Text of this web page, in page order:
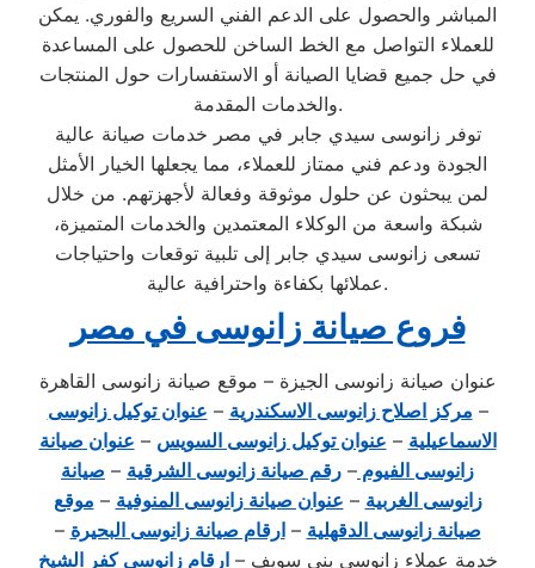
المباشر والحصول على الدعم الفني السريع والفوري. يمكن
للعملاء التواصل مع الخط الساخن للحصول على المساعدة
في حل جميع قضايا الصيانة أو الاستفسارات حول المنتجات
والخدمات المقدمة.
توفر زانوسى سيدي جابر في مصر خدمات صيانة عالية
الجودة ودعم فني ممتاز للعملاء، مما يجعلها الخيار الأمثل
لمن يبحثون عن حلول موثوقة وفعالة لأجهزتهم. من خلال
شبكة واسعة من الوكلاء المعتمدين والخدمات المتميزة،
تسعى زانوسى سيدي جابر إلى تلبية توقعات واحتياجات
عملائها بكفاءة واحترافية عالية.
فروع صيانة زانوسى في مصر
عنوان صيانة زانوسى الجيزة – موقع صيانة زانوسى القاهرة
– مركز اصلاح زانوسى الاسكندرية – عنوان توكيل زانوسى
الاسماعيلية – عنوان توكيل زانوسى السويس – عنوان صيانة
زانوسى الفيوم – رقم صيانة زانوسى الشرقية – صيانة
زانوسى الغربية – عنوان صيانة زانوسى المنوفية – موقع
صيانة زانوسى الدقهلية –ارقام صيانة زانوسى البحيرة –
خدمة عملاء زانوسى بني سويف –ارقام زانوسى كفر الشيخ